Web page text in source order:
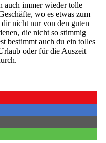
auch immer wieder tolle
wo es etwas zum
nicht nur von den guten
die nicht so stimmig
bestimmt auch du ein tolles
oder für die Auszeit